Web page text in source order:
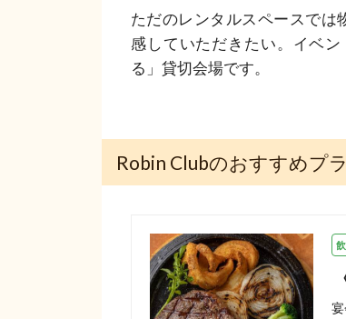
ただのレンタルスペースでは
感していただきたい。イベ
る」貸切会場です。
Robin Clubのおすすめプ